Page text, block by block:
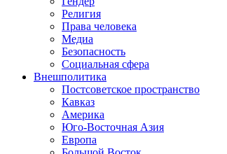
Религия
Права человека
Медиа
Безопасность
Социальная сфера
Внешполитика
Постсоветское пространство
Кавказ
Америка
Юго-Восточная Азия
Европа